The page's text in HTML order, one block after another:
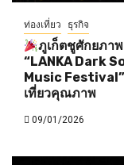
ท่องเที่ยว ธุรกิจ
ภูเก็ตชูศักยภาพ
“LANKA Dark
Music Festival”
เที่ยวคุณภาพ
09/01/2026